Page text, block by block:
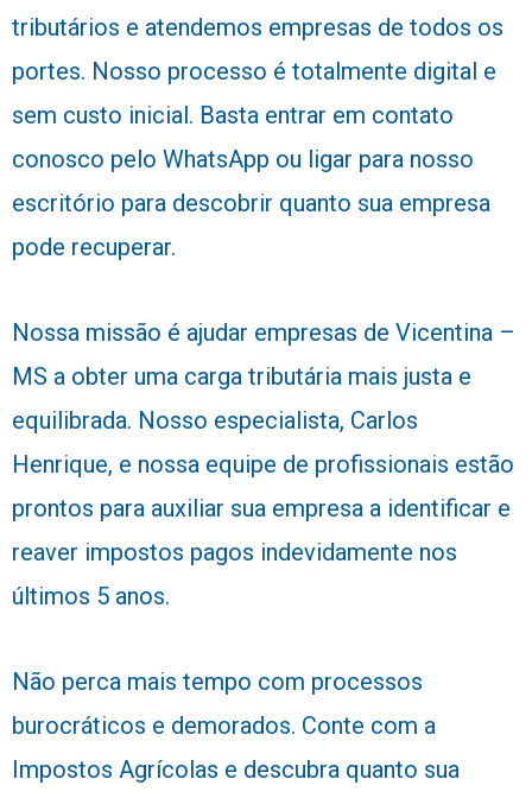
tributários e atendemos empresas de todos os
portes. Nosso processo é totalmente digital e
sem custo inicial. Basta entrar em contato
conosco pelo WhatsApp ou ligar para nosso
escritório para descobrir quanto sua empresa
pode recuperar.
Nossa missão é ajudar empresas de Vicentina –
MS a obter uma carga tributária mais justa e
equilibrada. Nosso especialista, Carlos
Henrique, e nossa equipe de profissionais estão
prontos para auxiliar sua empresa a identificar e
reaver impostos pagos indevidamente nos
últimos 5 anos.
Não perca mais tempo com processos
burocráticos e demorados. Conte com a
Impostos Agrícolas e descubra quanto sua